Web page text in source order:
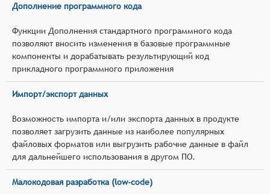
Дополнение программного кода
Функции Дополнения стандартного программного кода
позволяют вносить изменения в базовые программные
компоненты и дорабатывать результирующий код
прикладного программного приложения
Импорт/экспорт данных
Возможность импорта и/или экспорта данных в продукте
позволяет загрузить данные из наиболее популярных
файловых форматов или выгрузить рабочие данные в файл
для дальнейшего использования в другом ПО.
Малокодовая разработка (low-code)